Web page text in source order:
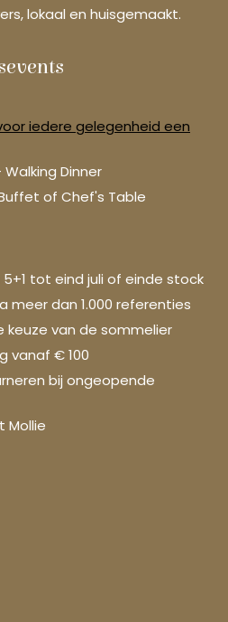
lokaal en huisgemaakt.
iedere gelegenheid een
Dinner
of Chef's Table
tot eind juli of einde stock
meer dan 1.000 referenties
keuze van de sommelier
vanaf € 100
bij ongeopende
Mollie